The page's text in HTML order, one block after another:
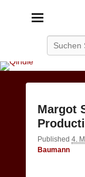
Margot
Published 4.
Baumann